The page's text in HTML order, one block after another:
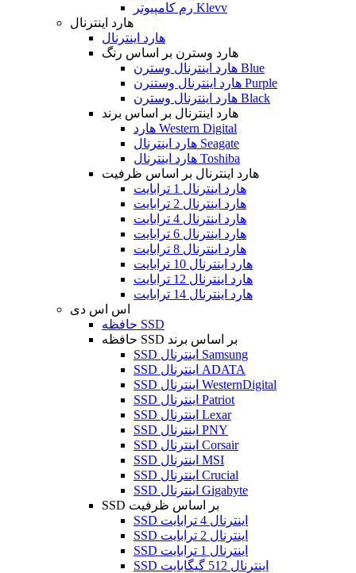
رم کامپیوتر Klevv
هارد اینترنال
هارد اینترنال
هارد وسترن بر اساس رنگ
هارد اینترنال وسترن Blue
هارد اینترنال وستنرن Purple
هارد اینترنال وسترن Black
هارد اینترنال بر اساس برند
هارد Western Digital
هارد اینترنال Seagate
هارد اینترنال Toshiba
هارد اینترنال بر اساس ظرفیت
هارد اینترنال 1 ترابایت
هارد اینترنال 2 ترابایت
هارد اینترنال 4 ترابایت
هارد اینترنال 6 ترابایت
هارد اینترنال 8 ترابایت
هارد اینترنال 10 ترابایت
هارد اینترنال 12 ترابایت
هارد اینترنال 14 ترابایت
اس اس دی
حافظه SSD
حافظه SSD بر اساس برند
SSD اینترنال Samsung
SSD اینترنال ADATA
SSD اینترنال WesternDigital
SSD اینترنال Patriot
SSD اینترنال Lexar
SSD اینترنال PNY
SSD اینترنال Corsair
SSD اینترنال MSI
SSD اینترنال Crucial
SSD اینترنال Gigabyte
SSD بر اساس ظرفیت
SSD اینترنال 4 ترابایت
SSD اینترنال 2 ترابایت
SSD اینترنال 1 ترابایت
SSD اینترنال 512 گیگابایت